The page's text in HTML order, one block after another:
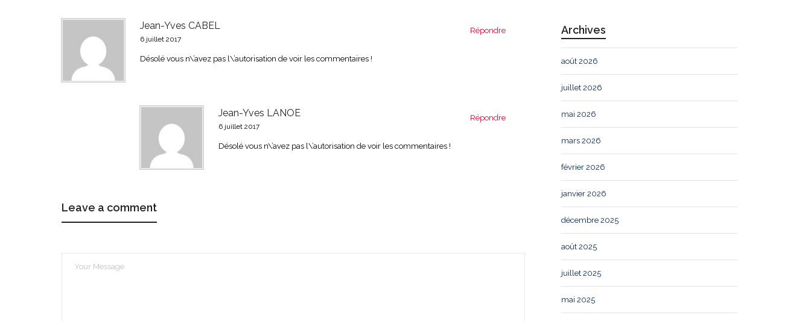
Répondre
Jean-Yves CABEL
6 juillet 2017
Désolé vous n\’avez pas l\’autorisation de voir les commentaires !
Répondre
Jean-Yves LANOE
6 juillet 2017
Désolé vous n\’avez pas l\’autorisation de voir les commentaires !
Leave a comment
Archives
août 2026
juillet 2026
mai 2026
mars 2026
février 2026
janvier 2026
décembre 2025
août 2025
juillet 2025
mai 2025